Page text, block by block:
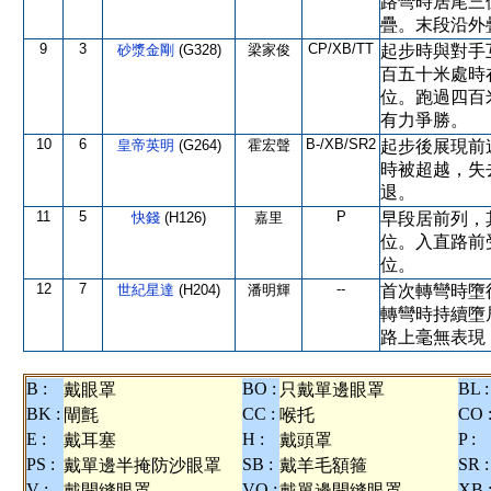
疊。末段沿外
9 3 砂漿金剛 (G328) 梁家俊 CP/XB/TT 起步時與對
百五十米處時
位。跑過四百
有力爭勝。
10 6 皇帝英明 (G264) 霍宏聲 B-/XB/SR2 起步後展現
時被超越，
退。
11 5 快錢 (H126) 嘉里 P
早段居前列，
位。入直路前
位。
12 7 世紀星達 (H204) 潘明輝 --
首次轉彎時墮
轉彎時持續墮
路上毫無表
B : 戴眼罩 BO : 只戴單邊眼罩
BL :
BK : 閘氈 CC : 喉托
CO :
E :
戴耳塞 H : 戴頭罩
P :
PS : 戴單邊半掩防沙眼罩 SB : 戴羊毛額箍
SR :